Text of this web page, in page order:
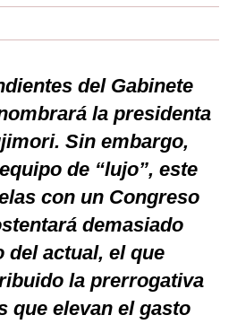
del Gabinete
la presidenta
Sin embargo,
de “lujo”, este
con un Congreso
demasiado
del actual, el que
la prerrogativa
que elevan el gasto